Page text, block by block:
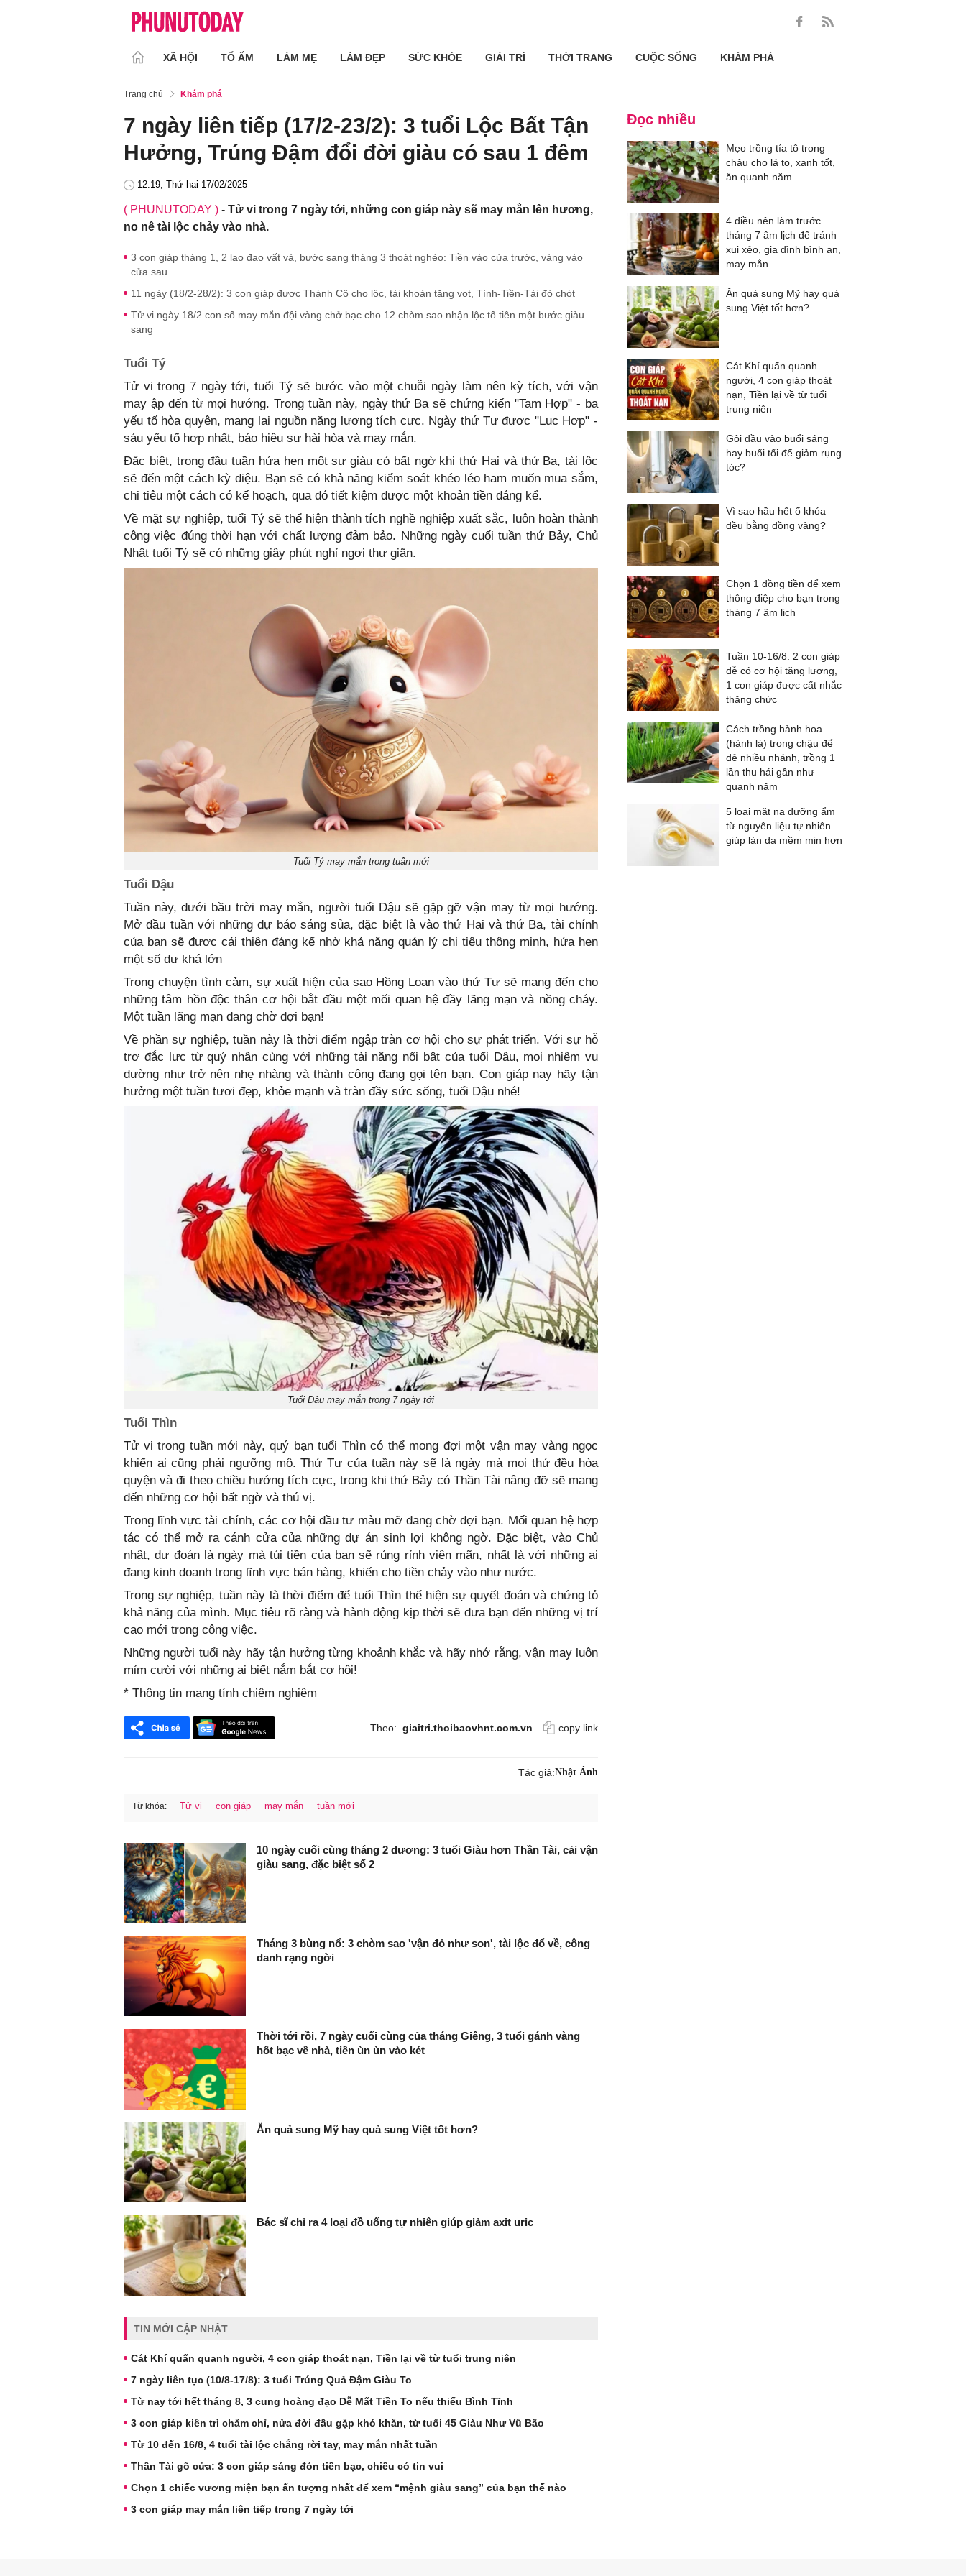
XÃ HỘI TỔ ẤM LÀM MẸ LÀM ĐẸP SỨC KHỎE GIẢI TRÍ THỜI TRANG CUỘC SỐNG KHÁM PHÁ
Trang chủ Khám phá
7 ngày liên tiếp (17/2-23/2): 3 tuổi Lộc Bất Tận
Hưởng, Trúng Đậm đổi đời giàu có sau 1 đêm
12:19, Thứ hai 17/02/2025
( PHUNUTODAY ) - Tử vi trong 7 ngày tới, những con giáp này sẽ may mắn lên hương,
no nê tài lộc chảy vào nhà.
3 con giáp tháng 1, 2 lao đao vất vả, bước sang tháng 3 thoát nghèo: Tiền vào cửa trước, vàng vào
cửa sau
11 ngày (18/2-28/2): 3 con giáp được Thánh Cô cho lộc, tài khoản tăng vọt, Tình-Tiền-Tài đỏ chót
Tử vi ngày 18/2 con số may mắn đội vàng chở bạc cho 12 chòm sao nhận lộc tổ tiên một bước giàu
sang
Tuổi Tý
Tử vi trong 7 ngày tới, tuổi Tý sẽ bước vào một chuỗi ngày làm nên kỳ tích, với vận
may ập đến từ mọi hướng. Trong tuần này, ngày thứ Ba sẽ chứng kiến "Tam Hợp" - ba
yếu tố hòa quyện, mang lại nguồn năng lượng tích cực. Ngày thứ Tư được "Lục Hợp" -
sáu yếu tố hợp nhất, báo hiệu sự hài hòa và may mắn.
Đặc biệt, trong đầu tuần hứa hẹn một sự giàu có bất ngờ khi thứ Hai và thứ Ba, tài lộc
sẽ đến một cách kỳ diệu. Bạn sẽ có khả năng kiểm soát khéo léo ham muốn mua sắm,
chi tiêu một cách có kế hoạch, qua đó tiết kiệm được một khoản tiền đáng kể.
Về mặt sự nghiệp, tuổi Tý sẽ thể hiện thành tích nghề nghiệp xuất sắc, luôn hoàn thành
công việc đúng thời hạn với chất lượng đảm bảo. Những ngày cuối tuần thứ Bảy, Chủ
Nhật tuổi Tý sẽ có những giây phút nghỉ ngơi thư giãn.
Tuổi Tý may mắn trong tuần mới
Tuổi Dậu
Tuần này, dưới bầu trời may mắn, người tuổi Dậu sẽ gặp gỡ vận may từ mọi hướng.
Mở đầu tuần với những dự báo sáng sủa, đặc biệt là vào thứ Hai và thứ Ba, tài chính
của bạn sẽ được cải thiện đáng kể nhờ khả năng quản lý chi tiêu thông minh, hứa hẹn
một số dư khá lớn
Trong chuyện tình cảm, sự xuất hiện của sao Hồng Loan vào thứ Tư sẽ mang đến cho
những tâm hồn độc thân cơ hội bắt đầu một mối quan hệ đầy lãng mạn và nồng cháy.
Một tuần lãng mạn đang chờ đợi bạn!
Về phần sự nghiệp, tuần này là thời điểm ngập tràn cơ hội cho sự phát triển. Với sự hỗ
trợ đắc lực từ quý nhân cùng với những tài năng nổi bật của tuổi Dậu, mọi nhiệm vụ
dường như trở nên nhẹ nhàng và thành công đang gọi tên bạn. Con giáp nay hãy tận
hưởng một tuần tươi đẹp, khỏe mạnh và tràn đầy sức sống, tuổi Dậu nhé!
Tuổi Dậu may mắn trong 7 ngày tới
Tuổi Thìn
Tử vi trong tuần mới này, quý bạn tuổi Thìn có thể mong đợi một vận may vàng ngọc
khiến ai cũng phải ngưỡng mộ. Thứ Tư của tuần này sẽ là ngày mà mọi thứ đều hòa
quyện và đi theo chiều hướng tích cực, trong khi thứ Bảy có Thần Tài nâng đỡ sẽ mang
đến những cơ hội bất ngờ và thú vị.
Trong lĩnh vực tài chính, các cơ hội đầu tư màu mỡ đang chờ đợi bạn. Mối quan hệ hợp
tác có thể mở ra cánh cửa của những dự án sinh lợi không ngờ. Đặc biệt, vào Chủ
nhật, dự đoán là ngày mà túi tiền của bạn sẽ rủng rỉnh viên mãn, nhất là với những ai
đang kinh doanh trong lĩnh vực bán hàng, khiến cho tiền chảy vào như nước.
Trong sự nghiệp, tuần này là thời điểm để tuổi Thìn thể hiện sự quyết đoán và chứng tỏ
khả năng của mình. Mục tiêu rõ ràng và hành động kịp thời sẽ đưa bạn đến những vị trí
cao mới trong công việc.
Những người tuổi này hãy tận hưởng từng khoảnh khắc và hãy nhớ rằng, vận may luôn
mỉm cười với những ai biết nắm bắt cơ hội!
* Thông tin mang tính chiêm nghiệm
Theo: giaitri.thoibaovhnt.com.vn copy link
Tác giả:Nhật Ánh
Từ khóa: Tử vi con giáp may mắn tuần mới
10 ngày cuối cùng tháng 2 dương: 3 tuổi Giàu hơn Thần Tài, cải vận
giàu sang, đặc biệt số 2
Tháng 3 bùng nổ: 3 chòm sao 'vận đỏ như son', tài lộc đổ về, công
danh rạng ngời
Thời tới rồi, 7 ngày cuối cùng của tháng Giêng, 3 tuổi gánh vàng
hốt bạc về nhà, tiền ùn ùn vào két
Ăn quả sung Mỹ hay quả sung Việt tốt hơn?
Bác sĩ chỉ ra 4 loại đồ uống tự nhiên giúp giảm axit uric
TIN MỚI CẬP NHẬT
Cát Khí quấn quanh người, 4 con giáp thoát nạn, Tiền lại về từ tuổi trung niên
7 ngày liên tục (10/8-17/8): 3 tuổi Trúng Quả Đậm Giàu To
Từ nay tới hết tháng 8, 3 cung hoàng đạo Dễ Mất Tiền To nếu thiếu Bình Tĩnh
3 con giáp kiên trì chăm chỉ, nửa đời đầu gặp khó khăn, từ tuổi 45 Giàu Như Vũ Bão
Từ 10 đến 16/8, 4 tuổi tài lộc chẳng rời tay, may mắn nhất tuần
Thần Tài gõ cửa: 3 con giáp sáng đón tiền bạc, chiều có tin vui
Chọn 1 chiếc vương miện bạn ấn tượng nhất để xem “mệnh giàu sang” của bạn thế nào
3 con giáp may mắn liên tiếp trong 7 ngày tới
Đọc nhiều
Mẹo trồng tía tô trong
chậu cho lá to, xanh tốt,
ăn quanh năm
4 điều nên làm trước
tháng 7 âm lịch để tránh
xui xẻo, gia đình bình an,
may mắn
Ăn quả sung Mỹ hay quả
sung Việt tốt hơn?
Cát Khí quấn quanh
người, 4 con giáp thoát
nạn, Tiền lại về từ tuổi
trung niên
Gội đầu vào buổi sáng
hay buổi tối để giảm rụng
tóc?
Vì sao hầu hết ổ khóa
đều bằng đồng vàng?
Chọn 1 đồng tiền để xem
thông điệp cho bạn trong
tháng 7 âm lịch
Tuần 10-16/8: 2 con giáp
dễ có cơ hội tăng lương,
1 con giáp được cất nhắc
thăng chức
Cách trồng hành hoa
(hành lá) trong chậu để
đẻ nhiều nhánh, trồng 1
lần thu hái gần như
quanh năm
5 loại mặt nạ dưỡng ẩm
từ nguyên liệu tự nhiên
giúp làn da mềm mịn hơn